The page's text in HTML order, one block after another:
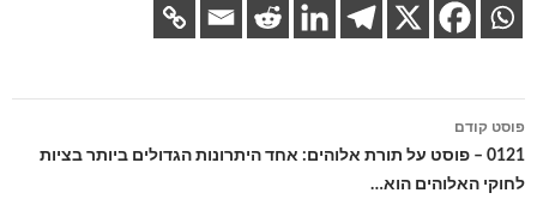
ניווט
בפוסטים
פוסט קודם
0121 – פוסט על תורת אלוהים: אחד היתרונות הגדולים ביותר בציות
לחוקי האלוהים הוא…